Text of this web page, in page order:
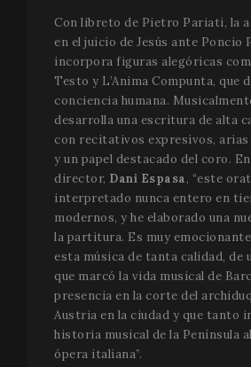
Con libreto de Pietro Pariati, la
en el juicio de Jesús ante Poncio
incorpora figuras alegóricas
Testo y L’Anima Compunta, que
conciencia humana.
desarrolla una escritura de alta
con recitativos expresivos,
y un papel destacado del coro.
director, Dani Espasa, “este
interpretado nunca entero en
modernos, y he elaborado una
la partitura. Es muy emocionante
esta música de tanta calidad, de
que marcó la vida musical de
presencia en la corte del
Austria en la ciudad y que tanto
historia musical de la Península
ópera italiana”.